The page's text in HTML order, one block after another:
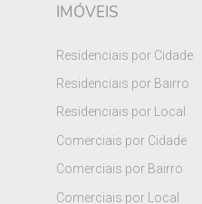
IMÓVEIS
Residenciais por Cidade
Residenciais por Bairro
Residenciais por Local
Comerciais por Cidade
Comerciais por Bairro
Comerciais por Local